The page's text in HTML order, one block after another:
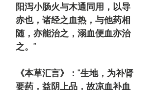
阳泻小肠火与木通同用，以导
赤也，诸经之血热，与他药相
随，亦能治之，溺血便血亦治
之。"
《本草汇言》："生地，为补肾
要药，益阴上品，故凉血补血